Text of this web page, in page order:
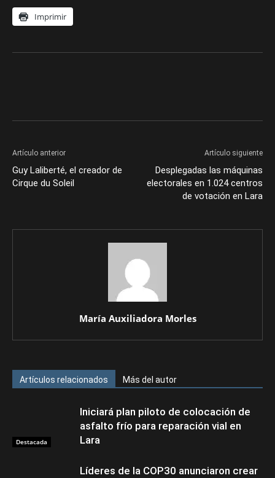
Imprimir
Artículo anterior
Guy Laliberté, el creador de
Cirque du Soleil
Artículo siguiente
Desplegadas las máquinas
electorales en 1.024 centros
de votación en Lara
María Auxiliadora Morles
Artículos relacionados Más del autor
Destacada
Iniciará plan piloto de colocación de
asfalto frío para reparación vial en
Lara
Líderes de la COP30 anunciaron crear